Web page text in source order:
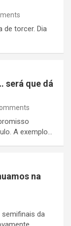
de torcer. Dia
será que dá
A exemplo…
na
da